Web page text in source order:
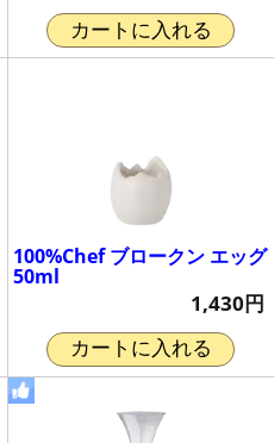
カートに入れる
100%Chef ブロークン エッグ
50ml
1,430円
カートに入れる